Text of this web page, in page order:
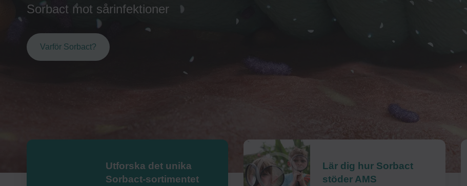
Sorbact mot sårinfektioner
Varför Sorbact?
Utforska det unika
Sorbact-sortimentet
Lär dig hur Sorbact
stöder AMS